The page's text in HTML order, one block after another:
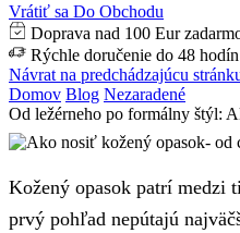
Vrátiť sa Do Obchodu
Doprava nad 100 Eur
Rýchle doručenie do 48 hodín
Návrat na predchádzajúcu
Domov Blog Nezaradené
Od ležérneho po formálny štýl:
Kožený opasok patrí medzi
prvý pohľad nepútajú